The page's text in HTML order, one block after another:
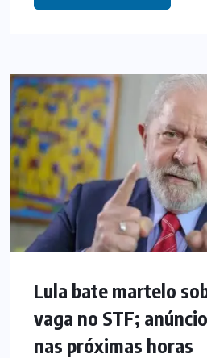
Lula bate martelo
vaga no STF;
nas próximas horas